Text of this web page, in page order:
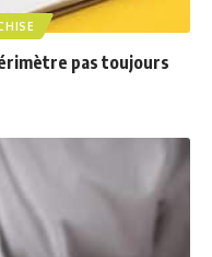
pas toujours